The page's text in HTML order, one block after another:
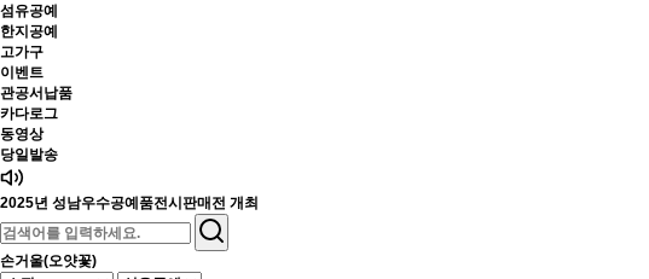
섬유공예
한지공예
고가구
이벤트
관공서납품
카다로그
동영상
당일발송
2025년 성남우수공예품전시판매전 개최
손거울(오얏꽃)